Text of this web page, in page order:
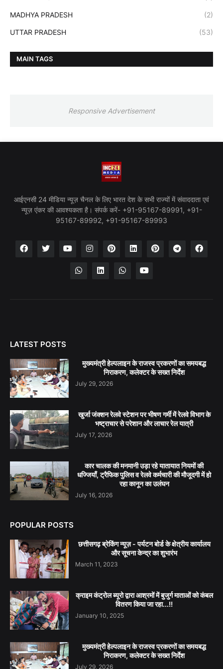
MADHYA PRADESH (2)
UTTAR PRADESH (53)
MAIN TAGS
Responsive Advertisement
आईएनसी 24 मीडिया न्यूज़ चैनल के लिए भारत देश के सभी राज्यों में संवाददाता एवं
न्यूज़ एंकर की आवश्यकता है। संपर्क करें- +91-95167-89991, +91-
95167-89992, +91-95167-89993
LATEST POSTS
मुख्यमंत्री हेल्पलाइन के राजस्व प्रकरणों का समयबद्ध
निराकरण, कलेक्टर के सख्त निर्देश
July 29, 2026
खुर्जा जंक्शन रेलवे स्टेशन पर भीषण गर्मी में रेलवे विभाग के
भष्ट्राचार से परेशान और लाचार रेल यात्री
July 17, 2026
कार चालक की मनमानी उड़ा रहे यातायात नियमों की
धज्जियाँ, ट्रैफिक पुलिस व रेलवे कर्मचारी की मौजूदगी में हो
रहा कानून का उलंघन
July 16, 2026
POPULAR POSTS
छत्तीसगढ़ ब्रेकिंग न्यूज़ - पर्यटन बोर्ड के क्षेत्रीय कार्यालय
और सूचना केन्द्र का शुभारंभ
March 11, 2023
क्राइम कंट्रोल ब्यूरो द्वारा आश्रमों में बुजुर्ग माताओं को कंबल
वितरण किया जा रहा...!!
January 10, 2025
मुख्यमंत्री हेल्पलाइन के राजस्व प्रकरणों का समयबद्ध
निराकरण, कलेक्टर के सख्त निर्देश
July 29, 2026